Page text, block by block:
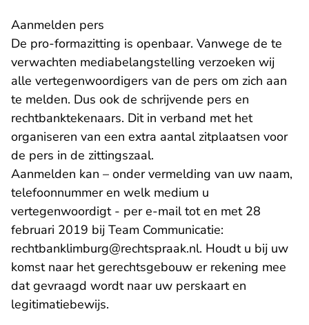
Aanmelden pers
De pro-formazitting is openbaar. Vanwege de te
verwachten mediabelangstelling verzoeken wij
alle vertegenwoordigers van de pers om zich aan
te melden. Dus ook de schrijvende pers en
rechtbanktekenaars. Dit in verband met het
organiseren van een extra aantal zitplaatsen voor
de pers in de zittingszaal.
Aanmelden kan – onder vermelding van uw naam,
telefoonnummer en welk medium u
vertegenwoordigt - per e-mail tot en met 28
februari 2019 bij Team Communicatie:
rechtbanklimburg@rechtspraak.nl- U verlaat
. Houdt u bij uw
komst naar het gerechtsgebouw er rekening mee
dat gevraagd wordt naar uw perskaart en
legitimatiebewijs.